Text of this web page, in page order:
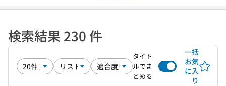
検索結果 230 件
タイト
ルでま
とめる
一括
お気
に入
り